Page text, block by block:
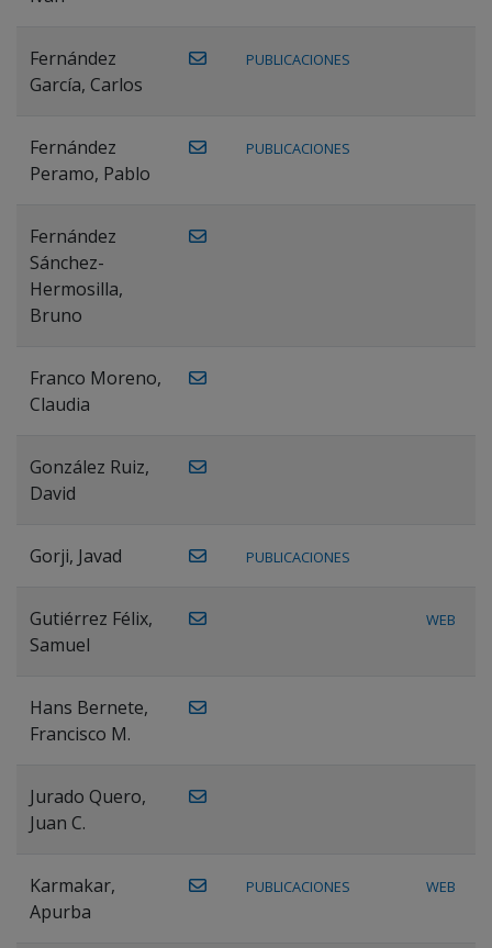
Fernández
García, Carlos
PUBLICACIONES
Fernández
Peramo, Pablo
PUBLICACIONES
Fernández
Sánchez-
Hermosilla,
Bruno
Franco Moreno,
Claudia
González Ruiz,
David
Gorji, Javad PUBLICACIONES
Gutiérrez Félix,
Samuel
WEB
Hans Bernete,
Francisco M.
Jurado Quero,
Juan C.
Karmakar,
Apurba
PUBLICACIONES WEB